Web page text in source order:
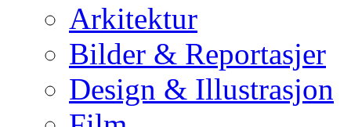
Arkitektur
Bilder & Reportasjer
Design & Illustrasjon